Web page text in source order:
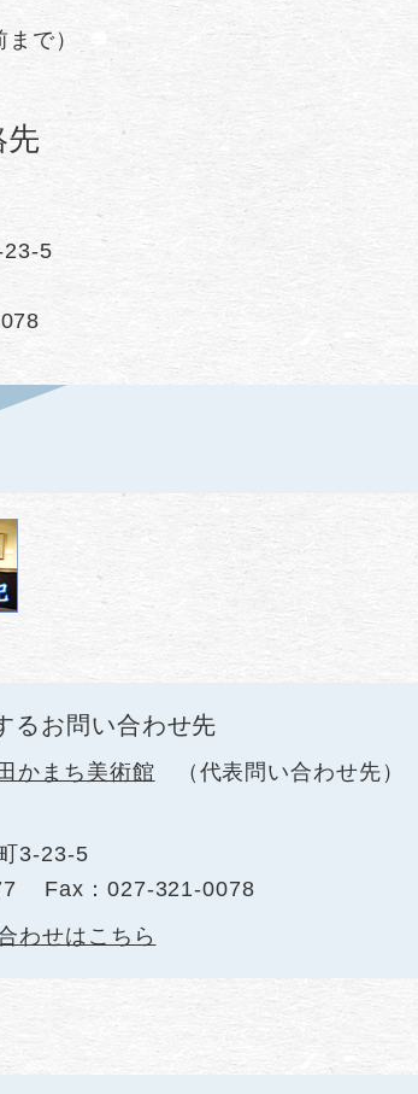
で）
先
23-5
るお問い合わせ先
かまち美術館
代表問い合わせ先
3-23-5
Fax：027-321-0078
わせはこちら